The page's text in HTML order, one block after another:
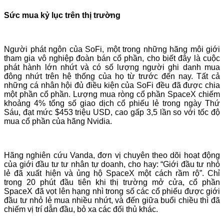
Sức mua kỷ lục trên thị trường
Người phát ngôn của SoFi, một trong những hãng môi giới
tham gia vô nghiệp đoàn bán cổ phần, cho biết đây là cuộc
phát hành lớn nhứt và có số lượng người ghi danh mua
đông nhứt trên hệ thống của họ từ trước đến nay. Tất cả
những cá nhân hội đủ điều kiện của SoFi đều đã được chia
một phần cổ phần. Lượng mua ròng cổ phần SpaceX chiếm
khoảng 4% tổng số giao dịch cổ phiếu lẻ trong ngày Thứ
Sáu, đạt mức $453 triệu USD, cao gấp 3,5 lần so với tốc độ
mua cổ phần của hãng Nvidia.
Hãng nghiên cứu Vanda, đơn vị chuyên theo dõi hoạt động
của giới đầu tư tư nhân tự doanh, cho hay: “Giới đầu tư nhỏ
lẻ đã xuất hiện và ủng hộ SpaceX một cách rầm rộ”. Chỉ
trong 20 phút đầu tiên khi thị trường mở cửa, cổ phần
SpaceX đã vọt lên hạng nhì trong số các cổ phiếu được giới
đầu tư nhỏ lẻ mua nhiều nhứt, và đến giữa buổi chiều thì đã
chiếm vị trí dẫn đầu, bỏ xa các đối thủ khác.